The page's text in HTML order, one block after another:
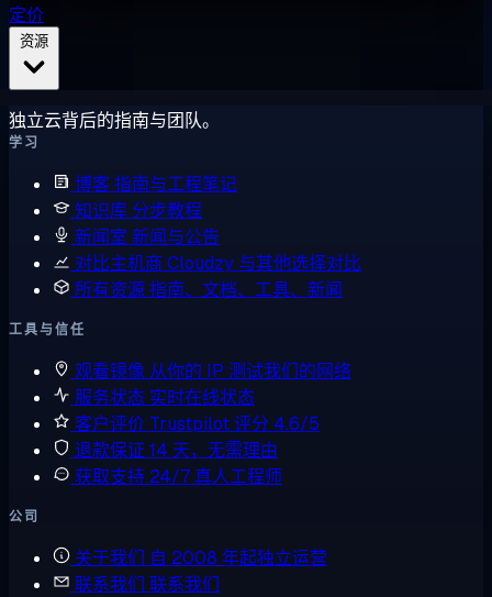
定价
独立云背后的指南与团队。
学习
博客指南与工程笔记
知识库 分步教程
新闻室 新闻与公告
对比主机商 Cloudzy 与其他选择对比
所有资源指南、文档、工具、新闻
工具与信任
观看镜像 从你的 IP 测试我们的网络
服务状态 实时在线状态
客户评价 Trustpilot 评分 4.6/5
退款保证 14 天，无需理由
获取支持 24/7 真人工程师
公司
关于我们 自 2008 年起独立运营
联系我们 联系我们